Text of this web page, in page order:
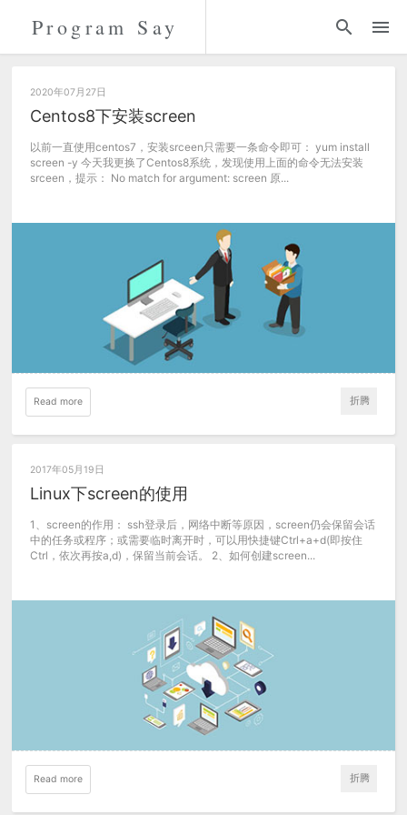
Program Say 代码
2020年07月27日
Centos8下安装screen
以前一直使用centos7，安装srceen只需要一条命令即可： yum install
screen -y 今天我更换了Centos8系统，发现使用上面的命令无法安装
srceen，提示： No match for argument: screen 原...
Read more 折腾
2017年05月19日
Linux下screen的使用
1、screen的作用： ssh登录后，网络中断等原因，screen仍会保留会话
中的任务或程序；或需要临时离开时，可以用快捷键Ctrl+a+d(即按住
Ctrl，依次再按a,d)，保留当前会话。 2、如何创建screen...
Read more 折腾